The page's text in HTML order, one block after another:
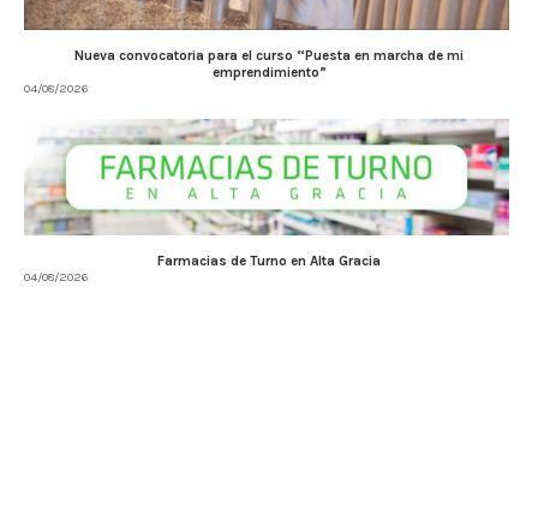
Nueva convocatoria para el curso “Puesta en marcha de mi
emprendimiento”
04/08/2026
Farmacias de Turno en Alta Gracia
04/08/2026